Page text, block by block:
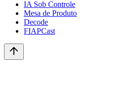
IA Sob Controle
Mesa de Produto
Decode
FIAPCast